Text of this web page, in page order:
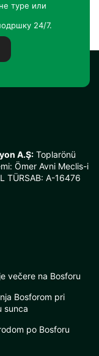
туре или
24/7.
A.Ş: Toplarönü
Ömer Avni Meclis-i
TÜRSAB: A-16476
večere na Bosforu
Bosforom pri
sunca
po Bosforu